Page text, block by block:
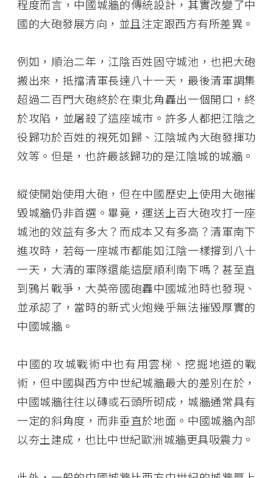
程度而言，中國城牆的傳統設計，其實改變了中
國的大砲發展方向，並且注定跟西方有所差異。
例如，順治二年，江陰百姓固守城池，也把大砲
搬出來，抵擋清軍長達八十一天，最後清軍調集
超過二百門大砲終於在東北角轟出一個開口，終
於攻陷，並屠殺了這座城市。許多人都把江陰之
役歸功於百姓的視死如歸、江陰城內大砲發揮功
效等。但是，也許最該歸功的是江陰城的城牆。
縱使開始使用大砲，但在中國歷史上使用大砲摧
毀城牆仍非首選。畢竟，運送上百大砲攻打一座
城池的效益有多大？而成本又有多高？清軍南下
進攻時，若每一座城市都能如江陰一樣撐到八十
一天，大清的軍隊還能這麼順利南下嗎？甚至直
到鴉片戰爭，大英帝國砲轟中國城池時也發現、
並承認了，當時的新式火炮幾乎無法摧毀厚實的
中國城牆。
中國的攻城戰術中也有用雲梯、挖掘地道的戰
術，但中國與西方中世紀城牆最大的差別在於，
中國城牆往往以磚或石頭所砌成，城牆通常具有
一定的斜角度，而非垂直於地面。中國城牆內部
以夯土建成，也比中世紀歐洲城牆更具吸震力。